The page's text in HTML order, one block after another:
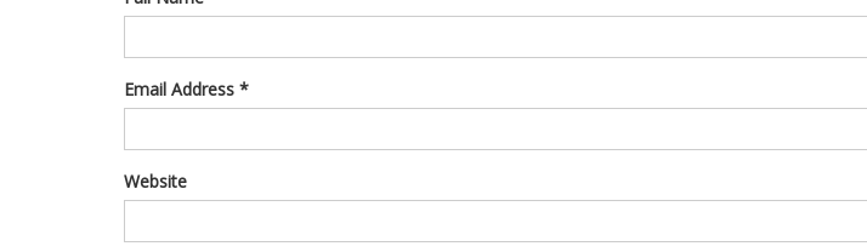
Email Address *
Website